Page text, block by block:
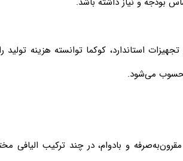
استاندارد، کوکما توانسته هزینه
محسوب می‌شود.
و بادوام، در چند ترکیب الیافی